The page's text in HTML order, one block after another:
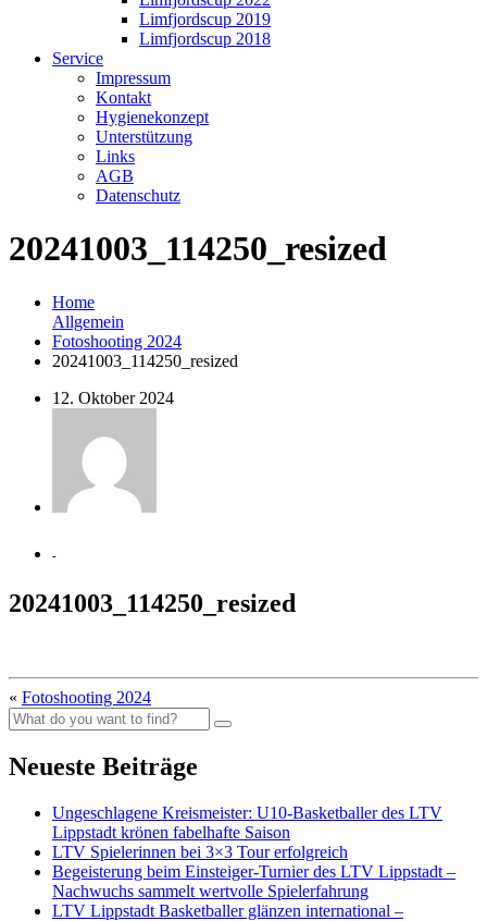
Limfjordscup 2019
Limfjordscup 2018
Service
Impressum
Kontakt
Hygienekonzept
Unterstützung
Links
AGB
Datenschutz
20241003_114250_resized
Home
Allgemein
Fotoshooting 2024
20241003_114250_resized
12. Oktober 2024
-
20241003_114250_resized
« Fotoshooting 2024
Neueste Beiträge
Ungeschlagene Kreismeister: U10-Basketballer des LTV
Lippstadt krönen fabelhafte Saison
LTV Spielerinnen bei 3×3 Tour erfolgreich
Begeisterung beim Einsteiger-Turnier des LTV Lippstadt –
Nachwuchs sammelt wertvolle Spielerfahrung
LTV Lippstadt Basketballer glänzen international –